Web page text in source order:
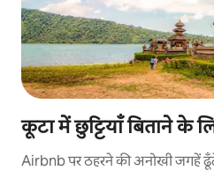
कूटा में छुट्टियाँ बिताने के
Airbnb पर ठहरने की अनोखी जगहें